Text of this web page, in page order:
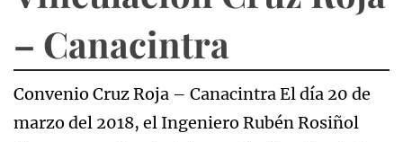
– Canacintra
Convenio Cruz Roja – Canacintra El día 20 de
marzo del 2018, el Ingeniero Rubén Rosiñol